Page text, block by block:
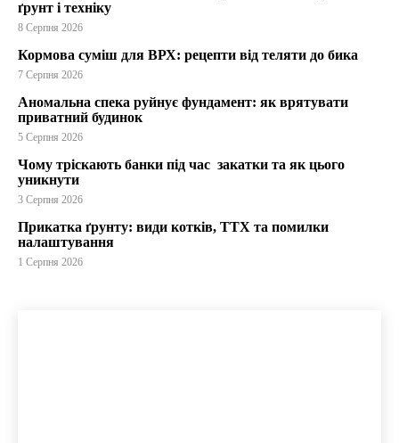
ґрунт і техніку
8 Серпня 2026
Кормова суміш для ВРХ: рецепти від теляти до бика
7 Серпня 2026
Аномальна спека руйнує фундамент: як врятувати
приватний будинок
5 Серпня 2026
Чому тріскають банки під час закатки та як цього
уникнути
3 Серпня 2026
Прикатка ґрунту: види котків, ТТХ та помилки
налаштування
1 Серпня 2026